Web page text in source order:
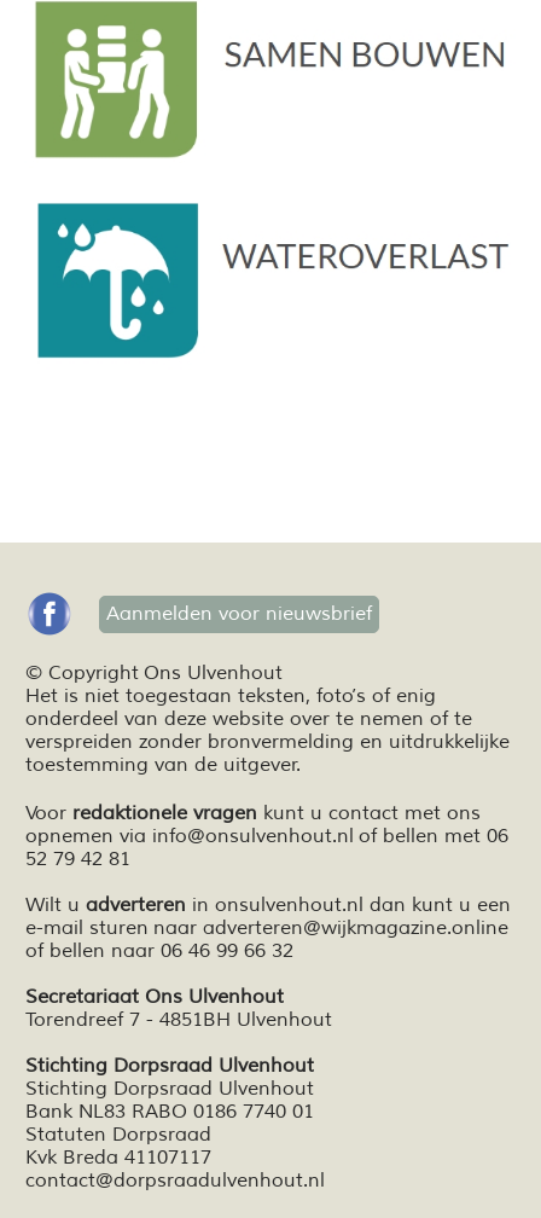
Aanmelden voor nieuwsbrief
© Copyright Ons Ulvenhout
Het is niet toegestaan teksten, foto’s of enig
onderdeel van deze website over te nemen of te
verspreiden zonder bronvermelding en uitdrukkelijke
toestemming van de uitgever.
Voor redaktionele vragen kunt u contact met ons
opnemen via info@onsulvenhout.nl of bellen met 06
52 79 42 81
Wilt u adverteren in onsulvenhout.nl dan kunt u een
e-mail sturen naar adverteren@wijkmagazine.online
of bellen naar 06 46 99 66 32
Secretariaat Ons Ulvenhout
Torendreef 7 - 4851BH Ulvenhout
Stichting Dorpsraad Ulvenhout
Stichting Dorpsraad Ulvenhout
Bank NL83 RABO 0186 7740 01
Statuten Dorpsraad
Kvk Breda 41107117
contact@dorpsraadulvenhout.nl